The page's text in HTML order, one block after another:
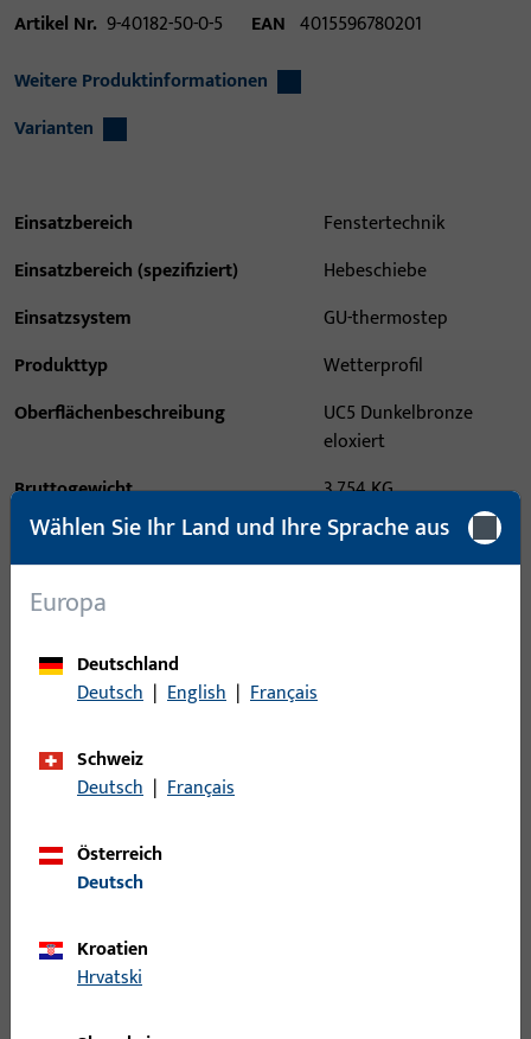
Artikel Nr. 9-40182-50-0-5 EAN 4015596780201
Weitere Produktinformationen
Varianten
Einsatzbereich
Fenstertechnik
Einsatzbereich (spezifiziert)
Hebeschiebe
Einsatzsystem
GU-thermostep
Produkttyp
Wetterprofil
Oberflächenbeschreibung
UC5 Dunkelbronze
eloxiert
Bruttogewicht
3,754 KG
Verpackungseinheit
1 ST
Anmeldung
Preisinformation zu erhalten oder Artikel zu bestellen
Produktbeschreibung
Technische Daten
Wählen Sie Ihr Land und Ihre Sprache aus
Europa
Deutschland
Deutsch | English | Français
Schweiz
Deutsch | Français
Österreich
Deutsch
Kroatien
Hrvatski